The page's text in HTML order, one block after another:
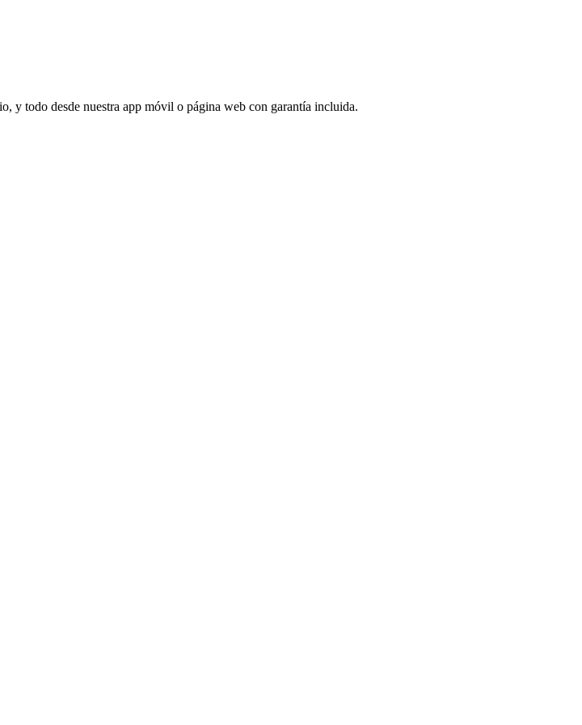
y todo desde nuestra app móvil o página web con garantía incluida.